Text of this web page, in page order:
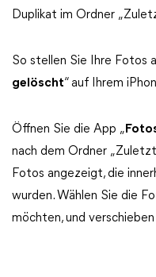
Duplikat im Ordner
So stellen Sie Ihre Fotos
gelöscht“ auf Ihrem
Öffnen Sie die App „
nach dem Ordner
Fotos angezeigt, die
wurden. Wählen Sie die
möchten, und